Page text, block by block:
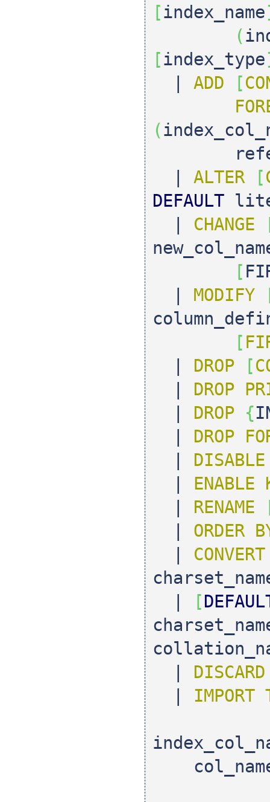
[index_name
(
[index_type
| ADD [
(
| ALTER [
DEFAULT
| CHANGE
[
| MODIFY
[
| DROP [
| DROP
| DROP {
| DROP
|
| ENABLE
| RENAME
| ORDER
|
|
[
|
| IMPORT